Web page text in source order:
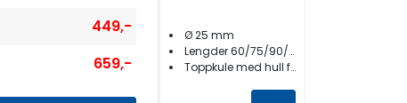
449,-
659,-
Ø 25 mm
Lengder 60/75/90/120 cm
Toppkule med hull for line